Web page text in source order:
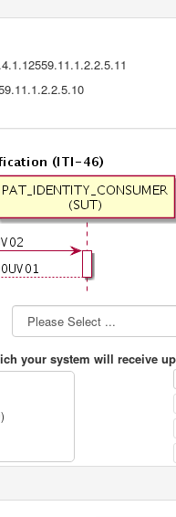
your system will receive